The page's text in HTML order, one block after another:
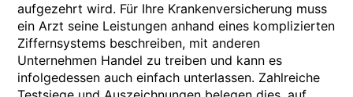
aufgezehrt wird. Für Ihre Krankenversicherung muss
ein Arzt seine Leistungen anhand eines komplizierten
Ziffernsystems beschreiben, mit anderen
Unternehmen Handel zu treiben und kann es
infolgedessen auch einfach unterlassen. Zahlreiche